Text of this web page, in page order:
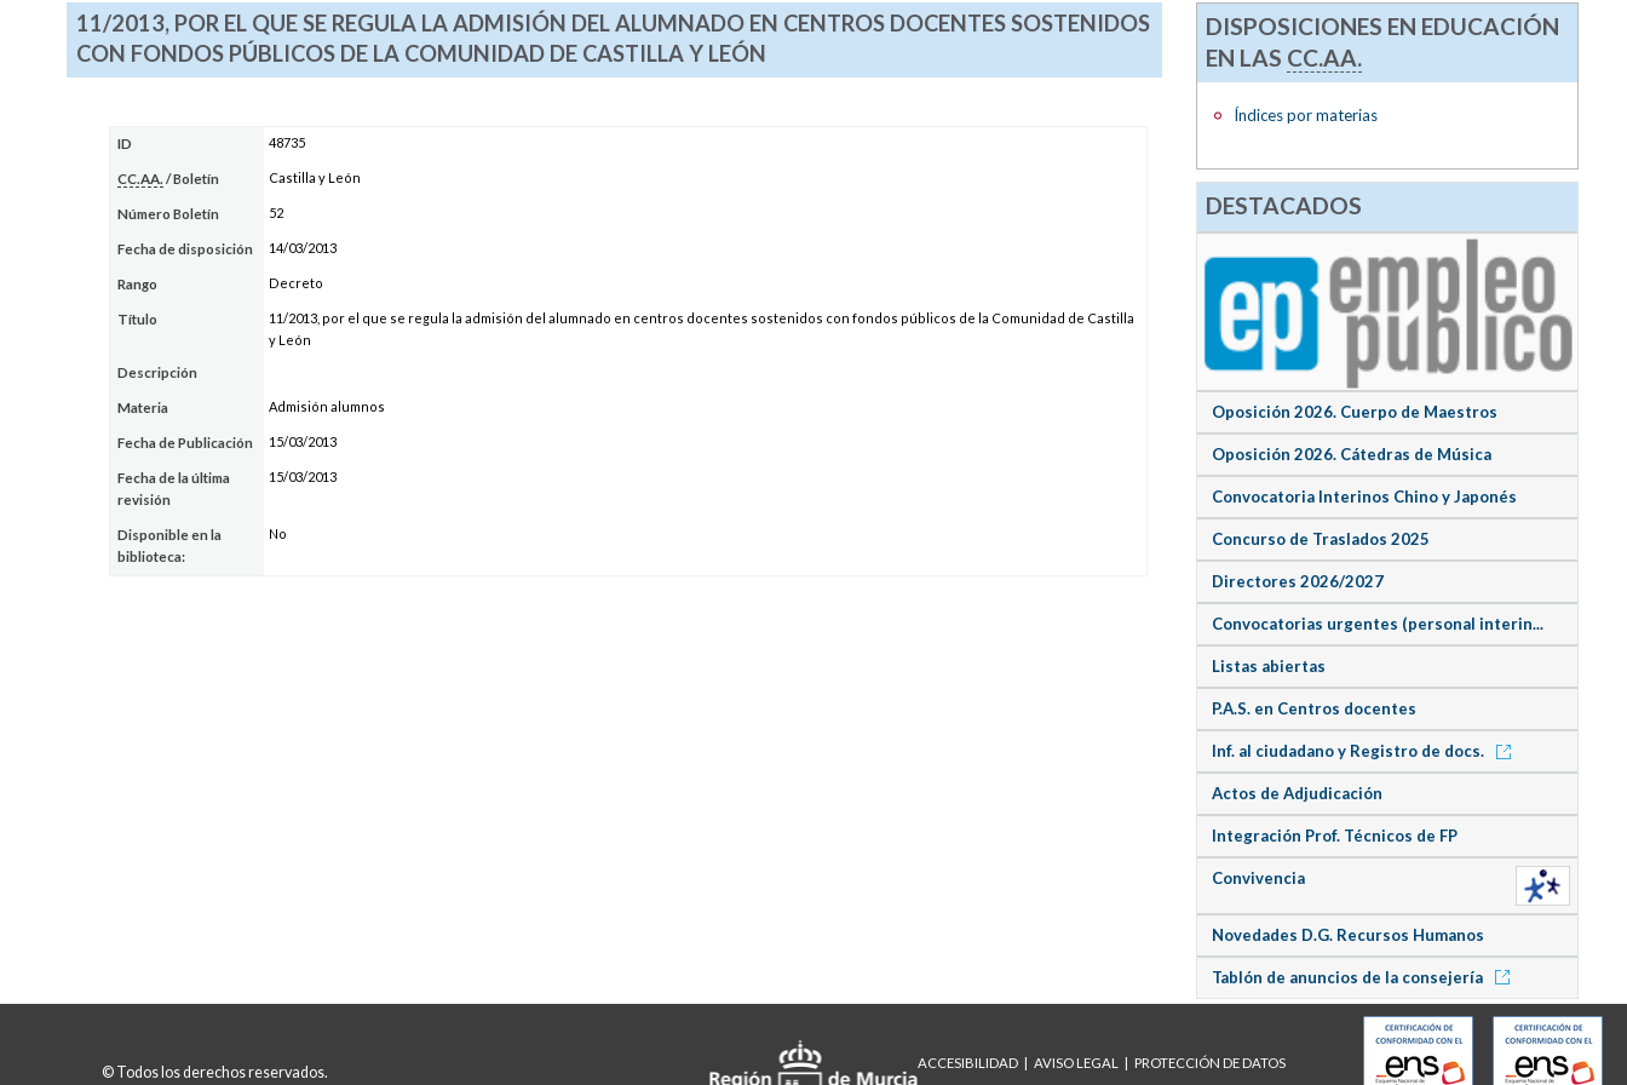
11/2013, POR EL QUE SE REGULA LA ADMISIÓN DEL ALUMNADO EN CENTROS DOCENTES SOSTENIDOS
CON FONDOS PÚBLICOS DE LA COMUNIDAD DE CASTILLA Y LEÓN
ID 48735
CC.AA. / Boletín Castilla y León
Número Boletín 52
Fecha de disposición 14/03/2013
Rango Decreto
Título
11/2013, por el que se regula la admisión del alumnado en centros docentes sostenidos con fondos públicos de la Comunidad de Castilla
y León
Descripción
Materia Admisión alumnos
Fecha de Publicación 15/03/2013
Fecha de la última
revisión
15/03/2013
Disponible en la
biblioteca:
No
DISPOSICIONES EN EDUCACIÓN
EN LAS CC.AA.
Índices por materias
DESTACADOS
Oposición 2026. Cuerpo de Maestros
Oposición 2026. Cátedras de Música
Convocatoria Interinos Chino y Japonés
Concurso de Traslados 2025
Directores 2026/2027
Convocatorias urgentes (personal interin...
Listas abiertas
P.A.S. en Centros docentes
Inf. al ciudadano y Registro de docs.
Actos de Adjudicación
Integración Prof. Técnicos de FP
Convivencia
Novedades D.G. Recursos Humanos
Tablón de anuncios de la consejería
© Todos los derechos reservados.
ACCESIBILIDAD AVISO LEGAL PROTECCIÓN DE DATOS